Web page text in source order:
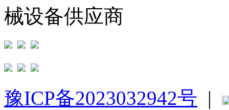
械设备供应商
豫ICP备2023032942号 |